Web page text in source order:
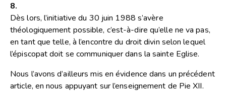
8.
Dès lors, l’initiative du 30 juin 1988 s’avère
théologiquement possible, c’est-à-dire qu’elle ne va pas,
en tant que telle, à l’encontre du droit divin selon lequel
l’épiscopat doit se communiquer dans la sainte Eglise.
Nous l’avons d’ailleurs mis en évidence dans un précédent
article, en nous appuyant sur l’enseignement de Pie XII.